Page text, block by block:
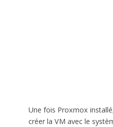
Une fois Proxmox
créer la VM avec le